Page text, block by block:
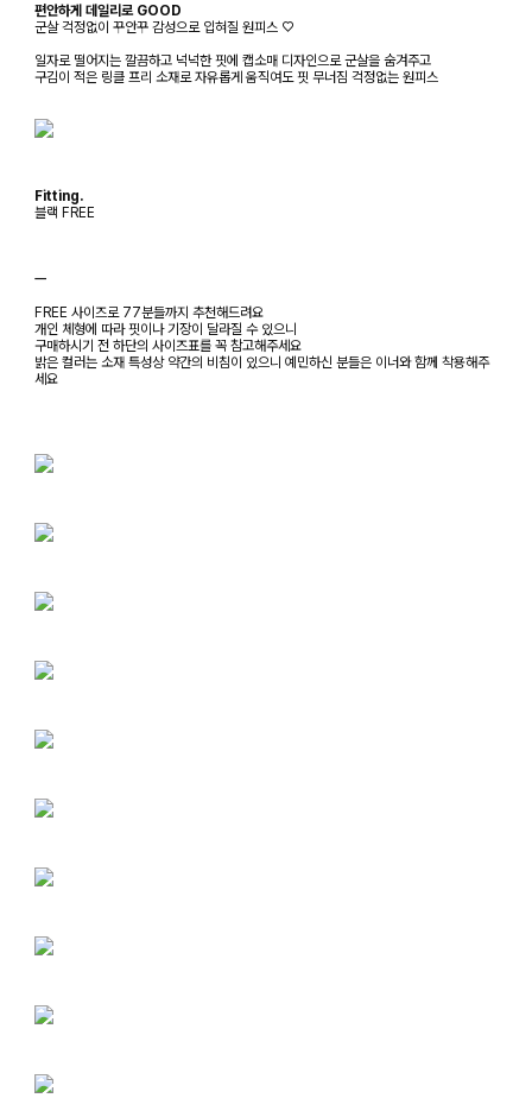
편안하게 데일리로 GOOD
군살 걱정없이 꾸안꾸 감성으로 입혀질 원피스 ♡
일자로 떨어지는 깔끔하고 넉넉한 핏에 캡소매 디자인으로 군살을 숨겨주고
구김이 적은 링클 프리 소재로 자유롭게 움직여도 핏 무너짐 걱정없는 원피스
Fitting.
블랙 FREE
ㅡ
FREE 사이즈로 77분들까지 추천해드려요
개인 체형에 따라 핏이나 기장이 달라질 수 있으니
구매하시기 전 하단의 사이즈표를 꼭 참고해주세요
밝은 컬러는 소재 특성상 약간의 비침이 있으니 예민하신 분들은 이너와 함께 착용해주
세요